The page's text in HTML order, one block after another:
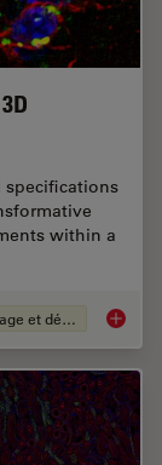
specifications
within a
Optimisation de l'image et déconvolution